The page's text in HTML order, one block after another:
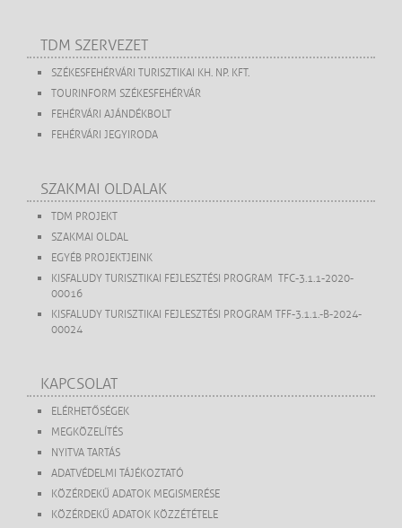
TDM SZERVEZET
SZÉKESFEHÉRVÁRI TURISZTIKAI KH. NP. KFT.
TOURINFORM SZÉKESFEHÉRVÁR
FEHÉRVÁRI AJÁNDÉKBOLT
FEHÉRVÁRI JEGYIRODA
SZAKMAI OLDALAK
TDM PROJEKT
SZAKMAI OLDAL
EGYÉB PROJEKTJEINK
KISFALUDY TURISZTIKAI FEJLESZTÉSI PROGRAM TFC-3.1.1-2020-
00016
KISFALUDY TURISZTIKAI FEJLESZTÉSI PROGRAM TFF-3.1.1.-B-2024-
00024
KAPCSOLAT
ELÉRHETŐSÉGEK
MEGKÖZELÍTÉS
NYITVA TARTÁS
ADATVÉDELMI TÁJÉKOZTATÓ
KÖZÉRDEKŰ ADATOK MEGISMERÉSE
KÖZÉRDEKŰ ADATOK KÖZZÉTÉTELE